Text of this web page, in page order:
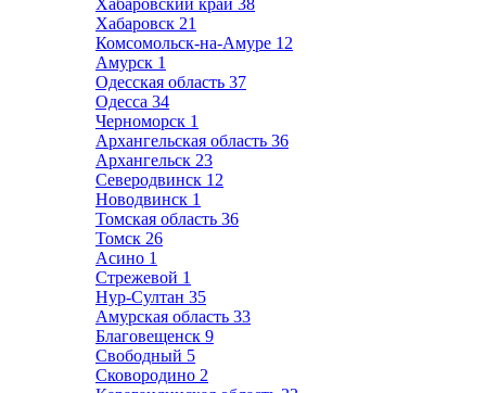
Хабаровский край 38
Хабаровск 21
Комсомольск-на-Амуре 12
Амурск 1
Одесская область 37
Одесса 34
Черноморск 1
Архангельская область 36
Архангельск 23
Северодвинск 12
Новодвинск 1
Томская область 36
Томск 26
Асино 1
Стрежевой 1
Нур-Султан 35
Амурская область 33
Благовещенск 9
Свободный 5
Сковородино 2